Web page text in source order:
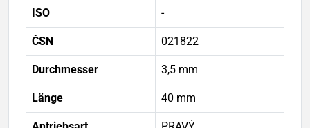
ISO -
ČSN 021822
Durchmesser 3,5 mm
Länge 40 mm